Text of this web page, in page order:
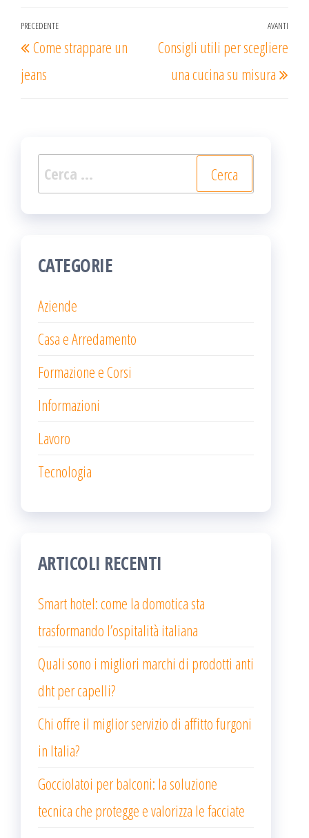
Navigazione
articoli
Articolo
precedente
PRECEDENTE
Come strappare un
jeans
AVANTI
Consigli utili per scegliere
una cucina su misura
Ricerca
per:
CATEGORIE
Aziende
Casa e Arredamento
Formazione e Corsi
Informazioni
Lavoro
Tecnologia
ARTICOLI RECENTI
Smart hotel: come la domotica sta
trasformando l’ospitalità italiana
Quali sono i migliori marchi di prodotti anti
dht per capelli?
Chi offre il miglior servizio di affitto furgoni
in Italia?
Gocciolatoi per balconi: la soluzione
tecnica che protegge e valorizza le facciate